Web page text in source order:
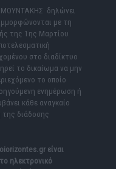
ΜΟΥΝΤΑΚΗΣ δηλώνει
με τη
της 1ης Μαρτίου
στο διαδίκτυο
το δικαίωμα να μην
το οποίο
ενημέρωση ή
κάθε αναγκαίο
της διάδοσης
είναι
ηλεκτρονικό